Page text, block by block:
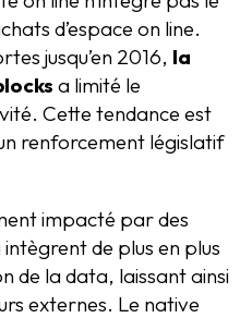
d’espace on line.
jusqu’en 2016, la
a limité le
Cette tendance est
renforcement législatif
impacté par des
de plus en plus
de la data, laissant ainsi
externes. Le native